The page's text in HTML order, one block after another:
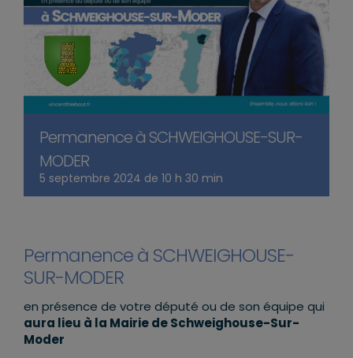
Permanence à SCHWEIGHOUSE-SUR-
MODER
5 septembre 2024 de 10 h 30 min
Permanence à SCHWEIGHOUSE-
SUR-MODER
en présence de votre député ou de son équipe qui
aura lieu à la Mairie de Schweighouse-Sur-
Moder